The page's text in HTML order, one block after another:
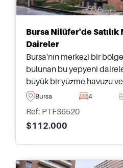
Bursa Nilüfer'de
Daireler
Bursa'nın merkezi bir
bulunan bu yepyeni daireler
büyük bir yüzme havuzu
bahçelere erişim imkanı
başvurun.
Bursa 4
Ref: PTFS6520
$112.000